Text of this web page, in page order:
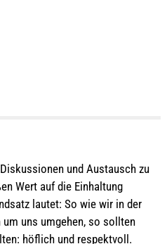
und Austausch zu
Wert auf die Einhaltung
lautet: So wie wir in der
uns umgehen, so sollten
höflich und respektvoll.